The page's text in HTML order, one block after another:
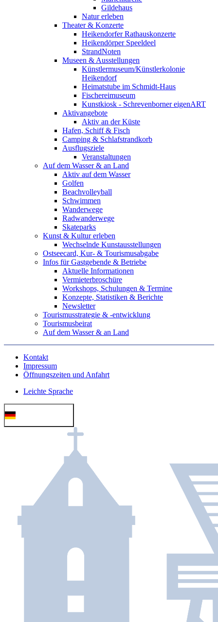
Gildehaus
Natur erleben
Theater & Konzerte
Heikendorfer Rathauskonzerte
Heikendörper Speeldeel
StrandNoten
Museen & Ausstellungen
Künstlermuseum/Künstlerkolonie
Heikendorf
Heimatstube im Schmidt-Haus
Fischereimuseum
Kunstkiosk - Schrevenborner eigenART
Aktivangebote
Aktiv an der Küste
Hafen, Schiff & Fisch
Camping & Schlafstrandkorb
Ausflugsziele
Veranstaltungen
Auf dem Wasser & an Land
Aktiv auf dem Wasser
Golfen
Beachvolleyball
Schwimmen
Wanderwege
Radwanderwege
Skateparks
Kunst & Kultur erleben
Wechselnde Kunstausstellungen
Ostseecard, Kur- & Tourismusabgabe
Infos für Gastgebende & Betriebe
Aktuelle Informationen
Vermieterbroschüre
Workshops, Schulungen & Termine
Konzepte, Statistiken & Berichte
Newsletter
Tourismusstrategie & -entwicklung
Tourismusbeirat
Auf dem Wasser & an Land
Kontakt
Impressum
Öffnungszeiten und Anfahrt
Leichte Sprache